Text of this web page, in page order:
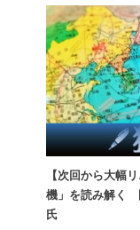
【次回から大幅
機」を読み解く
氏